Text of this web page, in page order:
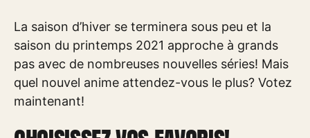
La saison d’hiver se terminera sous peu et la
saison du printemps 2021 approche à grands
pas avec de nombreuses nouvelles séries! Mais
quel nouvel anime attendez-vous le plus? Votez
maintenant!